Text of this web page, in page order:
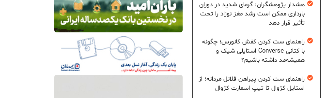
هشدار پژوهشگران: گرمای شدید در دوران
بارداری ممکن است رشد مغز نوزاد را تحت
تأثیر قرار دهد
راهنمای ست کردن کفش کانورس؛ چگونه
با کتانی Converse استایلی شیک و
همیشه‌مد داشته باشیم؟
راهنمای ست کردن پیراهن فلانل مردانه؛ از
استایل کژوال تا تیپ اسمارت کژوال